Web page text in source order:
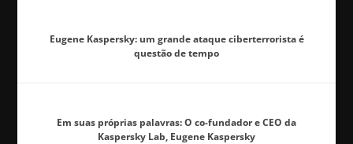
Eugene Kaspersky: um grande ataque ciberterrorista é
questão de tempo
Em suas próprias palavras: O co-fundador e CEO da
Kaspersky Lab, Eugene Kaspersky